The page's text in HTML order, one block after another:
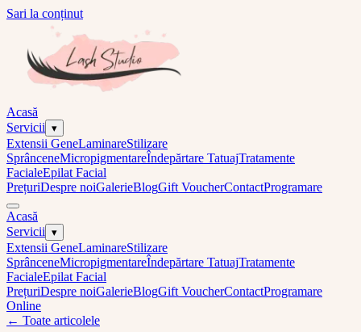
Sari la conținut
Acasă
Servicii ▾
Extensii GeneLaminareStilizare
SprânceneMicropigmentareÎndepărtare TatuajTratamente
FacialeEpilat Facial
PrețuriDespre noiGalerieBlogGift VoucherContactProgramare
Acasă
Servicii ▾
Extensii GeneLaminareStilizare
SprânceneMicropigmentareÎndepărtare TatuajTratamente
FacialeEpilat Facial
PrețuriDespre noiGalerieBlogGift VoucherContactProgramare
Online
← Toate articolele